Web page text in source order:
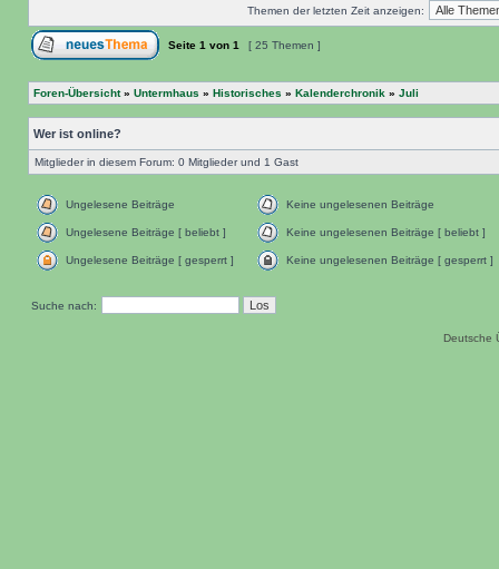
Themen der letzten Zeit anzeigen:
Seite 1 von 1 [ 25 Themen ]
Foren-Übersicht» Untermhaus » Historisches » Kalenderchronik » Juli
Wer ist online?
Mitglieder in diesem Forum: 0 Mitglieder und 1 Gast
Ungelesene Beiträge Keine ungelesenen Beiträge
Ungelesene Beiträge [ beliebt ] Keine ungelesenen Beiträge [ beliebt ]
Ungelesene Beiträge [ gesperrt ] Keine ungelesenen Beiträge [ gesperrt ]
Suche nach:
Deutsche